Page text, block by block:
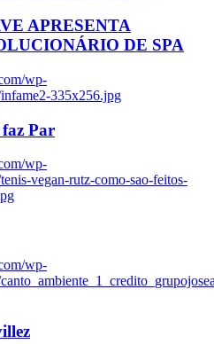
APRESENTA
DE SPA
wp-
335x256.jpg
Par
wp-
vegan-rutz-como-sao-feitos-
wp-